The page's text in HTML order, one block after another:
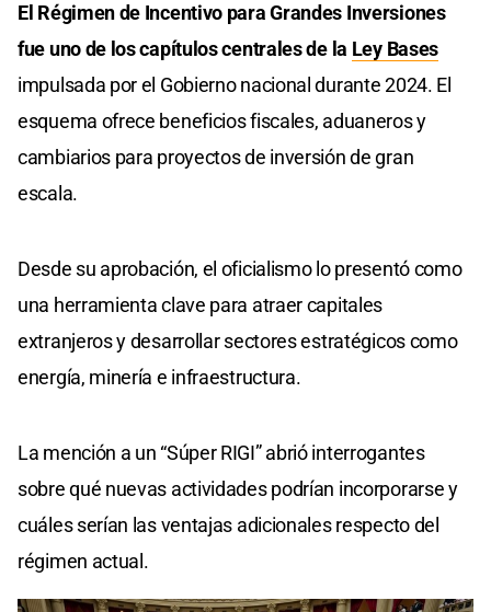
El Régimen de Incentivo para Grandes Inversiones
fue uno de los capítulos centrales de la Ley Bases
impulsada por el Gobierno nacional durante 2024. El
esquema ofrece beneficios fiscales, aduaneros y
cambiarios para proyectos de inversión de gran
escala.
Desde su aprobación, el oficialismo lo presentó como
una herramienta clave para atraer capitales
extranjeros y desarrollar sectores estratégicos como
energía, minería e infraestructura.
La mención a un “Súper RIGI” abrió interrogantes
sobre qué nuevas actividades podrían incorporarse y
cuáles serían las ventajas adicionales respecto del
régimen actual.